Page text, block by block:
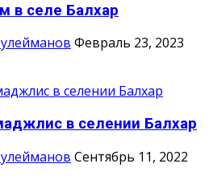
в селе Балхар
Февраль 23, 2023
в селении Балхар
Сентябрь 11, 2022